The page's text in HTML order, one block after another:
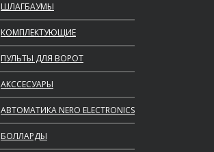
ШЛАГБАУМЫ
КОМПЛЕКТУЮЩИЕ
ПУЛЬТЫ ДЛЯ ВОРОТ
АКССЕСУАРЫ
АВТОМАТИКА NERO ELECTRONICS
БОЛЛАРДЫ